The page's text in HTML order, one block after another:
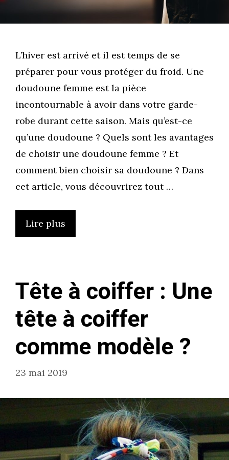
L’hiver est arrivé et il est temps de se
préparer pour vous protéger du froid. Une
doudoune femme est la pièce
incontournable à avoir dans votre garde-
robe durant cette saison. Mais qu’est-ce
qu’une doudoune ? Quels sont les avantages
de choisir une doudoune femme ? Et
comment bien choisir sa doudoune ? Dans
cet article, vous découvrirez tout …
Lire plus
Tête à coiffer : Une
tête à coiffer
comme modèle ?
23 mai 2019